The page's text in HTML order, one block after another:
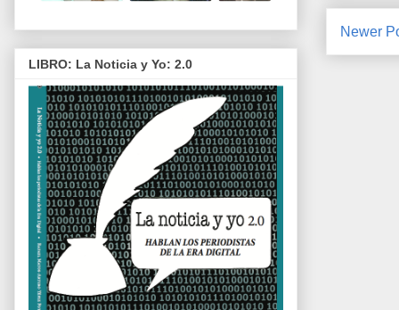
Newer
LIBRO: La Noticia y Yo: 2.0